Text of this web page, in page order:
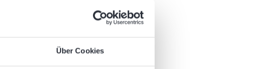
Über Cookies
dieses Risiken minimieren